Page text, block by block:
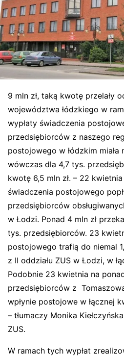
9 mln zł, taką kwotę przelały
województwa łódzkiego w
wypłaty świadczenia
przedsiębiorców z naszego
postojowego w łódzkim miała
wówczas dla 4,7 tys.
kwotę 6,5 mln zł. – 22
świadczenia postojowego
przedsiębiorców
w Łodzi. Ponad 4 mln zł
tys. przedsiębiorców. 23
postojowego trafią do niemal
z II oddziału ZUS w Łodzi, w
Podobnie 23 kwietnia na
przedsiębiorców z
wpłynie postojowe w łącznej
– tłumaczy Monika
ZUS.
W ramach tych wypłat